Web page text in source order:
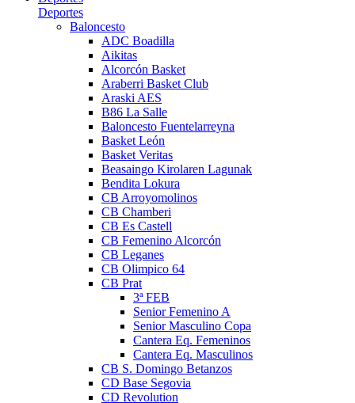
Deportes
Baloncesto
ADC Boadilla
Aikitas
Alcorcón Basket
Araberri Basket Club
Araski AES
B86 La Salle
Baloncesto Fuentelarreyna
Basket León
Basket Veritas
Beasaingo Kirolaren Lagunak
Bendita Lokura
CB Arroyomolinos
CB Chamberi
CB Es Castell
CB Femenino Alcorcón
CB Leganes
CB Olimpico 64
CB Prat
3ª FEB
Senior Femenino A
Senior Masculino Copa
Cantera Eq. Femeninos
Cantera Eq. Masculinos
CB S. Domingo Betanzos
CD Base Segovia
CD Revolution